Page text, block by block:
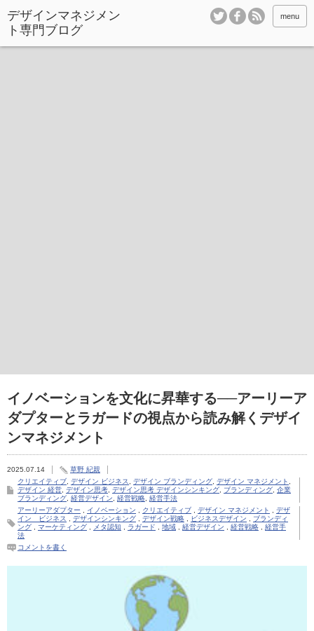
デザインマネジメン
ト専門ブログ
menu
イノベーションを文化に昇華する──アーリーア
ダプターとラガードの視点から読み解くデザイ
ンマネジメント
2025.07.14
草野 紀親
クリエイティブ デザイン ビジネス デザイン ブランディング デザイン マネジメント
デザイン 経営 デザイン思考 デザイン思考 デザインシンキング ブランディング 企業
ブランディング 経営デザイン 経営戦略 経営手法
アーリーアダプター
イノベーション クリエイティブ デザイン マネジメント
デザ
イン ビジネス
デザインシンキング デザイン戦略 ビジネスデザイン
ブランディ
ング
マーケティング メタ認知 ラガード 地域 経営デザイン 経営戦略
経営手
法
コメントを書く